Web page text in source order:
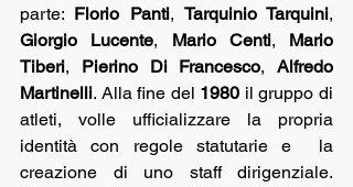
parte: Florio Panti, Tarquinio Tarquini
Giorgio Lucente, Mario Centi, Mario
Tiberi, Pierino Di Francesco, Alfredo
Martinelli. Alla fine del 1980 il gruppo di
atleti, volle ufficializzare la propria
identità con regole statutarie e  la
creazione di uno staff dirigenziale.